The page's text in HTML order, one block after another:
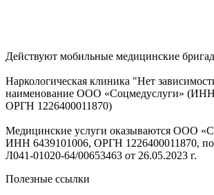
Действуют мобильные медицинские
Наркологическая клиника "Нет
наименование ООО «Соцмедуслуги» (ИНН
ОРГН 1226400011870)
Медицинские услуги оказываются ООО
ИНН 6439101006, ОРГН 1226400011870, по
Л041-01020-64/00653463 от 26.05.2023 г.
Полезные ссылки